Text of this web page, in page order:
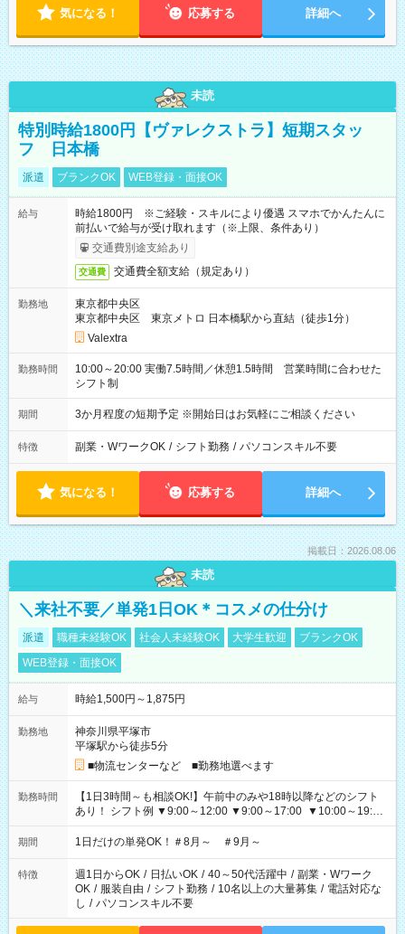
気になる！ 応募する 詳細へ
未読
特別時給1800円【ヴァレクストラ】短期スタッ
フ 日本橋
派遣 ブランクOK WEB登録・面接OK
給与
時給1800円 ※ご経験・スキルにより優遇 スマホでかんたんに
前払いで給与が受け取れます（※上限、条件あり）
交通費別途支給あり
交通費 交通費全額支給（規定あり）
勤務地
東京都中央区
東京都中央区 東京メトロ 日本橋駅から直結（徒歩1分）
Valextra
勤務時間
10:00～20:00 実働7.5時間／休憩1.5時間 営業時間に合わせた
シフト制
期間 3か月程度の短期予定 ※開始日はお気軽にご相談ください
特徴 副業・WワークOK / シフト勤務 / パソコンスキル不要
気になる！ 応募する 詳細へ
掲載日：2026.08.06
未読
＼来社不要／単発1日OK＊コスメの仕分け
派遣 職種未経験OK 社会人未経験OK 大学生歓迎
ブランクOK
WEB登録・面接OK
給与 時給1,500円～1,875円
勤務地
神奈川県平塚市
平塚駅から徒歩5分
■物流センターなど ■勤務地選べます
勤務時間
【1日3時間～も相談OK!】午前中のみや18時以降などのシフト
あり！ シフト例 ▼9:00～12:00 ▼9:00～17:00 ▼10:00～19:00
▼18:00～21:00
期間 1日だけの単発OK！＃8月～ ＃9月～
特徴 週1日からOK / 日払いOK / 40～50代活躍中 / 副業・Wワーク
OK / 服装自由 / シフト勤務 / 10名以上の大量募集 / 電話対応な
し / パソコンスキル不要